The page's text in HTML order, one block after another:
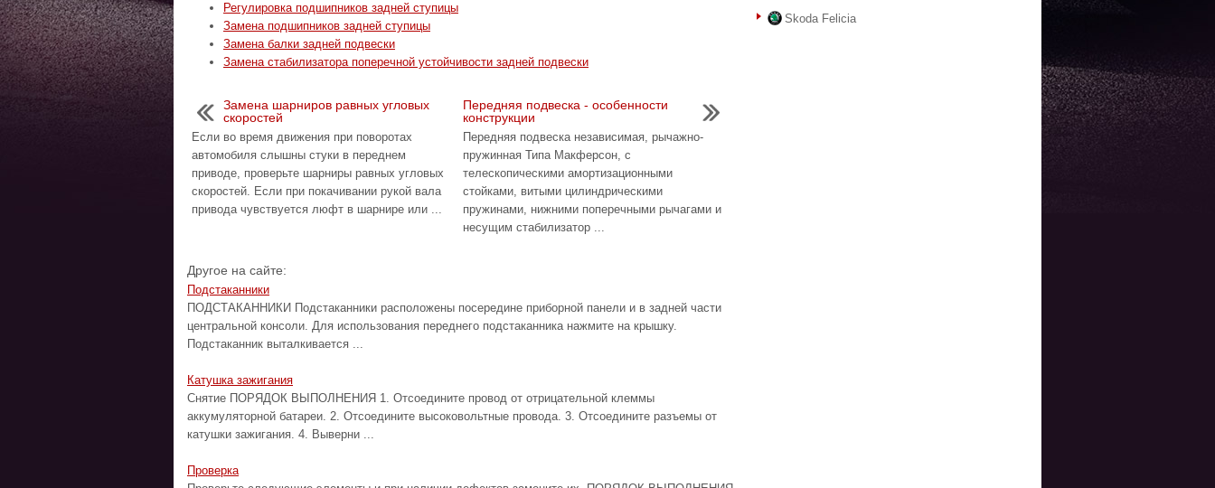
Регулировка подшипников задней ступицы
Замена подшипников задней ступицы
Замена балки задней подвески
Замена стабилизатора поперечной устойчивости задней подвески
Замена шарниров равных угловых
скоростей
Если во время движения при поворотах
автомобиля слышны стуки в переднем
приводе, проверьте шарниры равных угловых
скоростей. Если при покачивании рукой вала
привода чувствуется люфт в шарнире или ...
Передняя подвеска - особенности
конструкции
Передняя подвеска независимая, рычажно-
пружинная Типа Макферсон, с
телескопическими амортизационными
стойками, витыми цилиндрическими
пружинами, нижними поперечными рычагами и
несущим стабилизатор ...
Другое на сайте:
Подстаканники
ПОДСТАКАННИКИ Подстаканники расположены посередине приборной панели и в задней части
центральной консоли. Для использования переднего подстаканника нажмите на крышку.
Подстаканник выталкивается ...
Катушка зажигания
Снятие ПОРЯДОК ВЫПОЛНЕНИЯ 1. Отсоедините провод от отрицательной клеммы
аккумуляторной батареи. 2. Отсоедините высоковольтные провода. 3. Отсоедините разъемы от
катушки зажигания. 4. Выверни ...
Проверка
Skoda Felicia